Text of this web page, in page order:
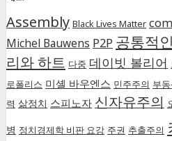
Assembly Black Lives Matter
Michel Bauwens P2P 공통적
리와 하트 다중 데이빗 볼리어
로폴리스 미셸 바우엔스 민주주의 부
력 삶정치 스피노자 신자유주의
병 정치경제학 비판 요강 주권 추출주의